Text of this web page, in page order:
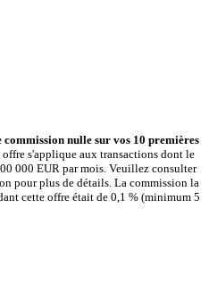
nulle sur vos 10 premières
offre s'applique aux transactions dont le
000 EUR par mois. Veuillez consulter
pour plus de détails. La commission la
cette offre était de 0,1 % (minimum 5